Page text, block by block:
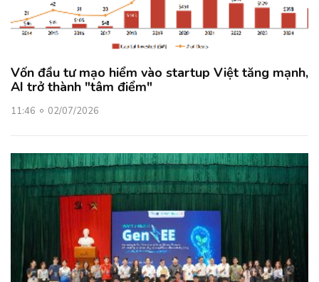
Vốn đầu tư mạo hiểm vào startup Việt tăng mạnh,
AI trở thành "tâm điểm"
11:46 02/07/2026